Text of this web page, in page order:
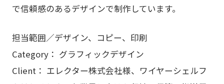
で信頼感のあるデザインで制作しています。
担当範囲／デザイン、コピー、印刷
Category： グラフィックデザイン
Client： エレクター株式会社様、ワイヤーシェルフ